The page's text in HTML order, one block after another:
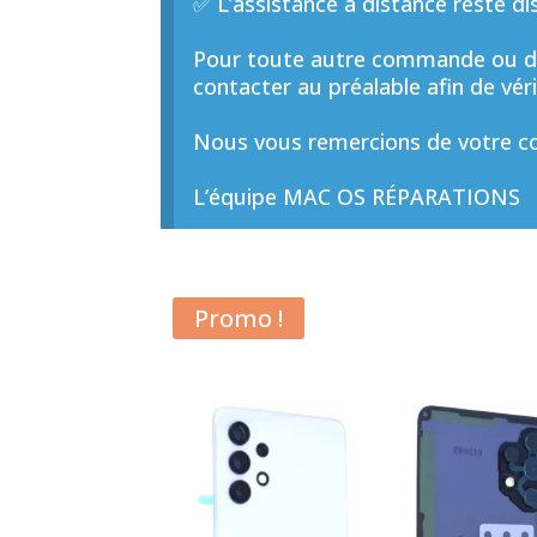
Pour toute autre commande ou
contacter au préalable afin de
Nous vous remercions de votre
L’équipe MAC OS RÉPARATIONS
Promo !